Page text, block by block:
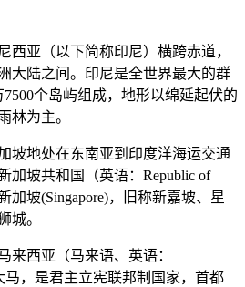
亚（以下简称印尼）横跨赤道，
大陆之间。印尼是全世界最大的群
个岛屿组成，地形以绵延起伏的
林为主。
地处在东南亚到印度洋海运交通
加坡共和国（英语：Republic of
加坡(Singapore)，旧称新嘉坡、星
城。
西亚（马来语、英语：
马，是君主立宪联邦制国家，首都